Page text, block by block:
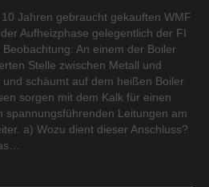
Jahren gebraucht gekauften WMF
Aufheizphase gelegentlich der FI
An einem der Boiler
Stelle zwischen Metall und
schäumt auf dem heißen Boiler
sorgen mit dem Kalk für einen
spannungsführenden Leitungen am
a) Wozu dient dieser Anschluss?